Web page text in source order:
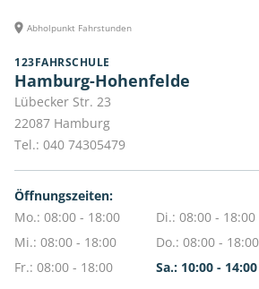
Abholpunkt Fahrstunden
123FAHRSCHULE
Hamburg-Hohenfelde
Lübecker Str. 23
22087 Hamburg
Tel.: 040 74305479
Öffnungszeiten:
Mo.: 08:00 - 18:00
Di.: 08:00 - 18:00
Mi.: 08:00 - 18:00
Do.: 08:00 - 18:00
Fr.: 08:00 - 18:00
Sa.: 10:00 - 14:00